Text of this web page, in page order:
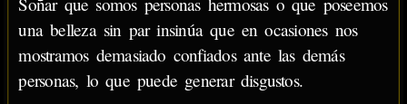
una belleza sin par insinúa que en ocasiones nos
mostramos demasiado confiados ante las demás
personas, lo que puede generar disgustos.